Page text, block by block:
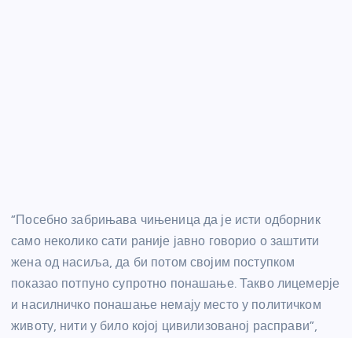
“Посебно забрињава чињеница да је исти одборник
само неколико сати раније јавно говорио о заштити
жена од насиља, да би потом својим поступком
показао потпуно супротно понашање. Такво лицемерје
и насилничко понашање немају место у политичком
животу, нити у било којој цивилизованој расправи”,